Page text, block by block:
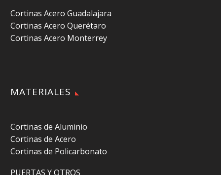
Cortinas Acero Guadalajara
Cortinas Acero Querétaro
Cortinas Acero Monterrey
MATERIALES
Cortinas de Aluminio
Cortinas de Acero
Cortinas de Policarbonato
PUERTAS Y OTROS